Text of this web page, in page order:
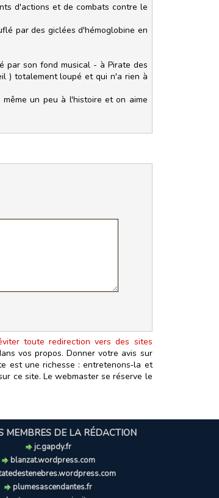
d'actions et de combats contre le
par des giclées d'hémoglobine en
par son fond musical - à Pirate des
) totalement loupé et qui n'a rien à
un peu à l'histoire et on aime
toute redirection vers des sites
vos propos. Donner votre avis sur
est une richesse : entretenons‑la et
ce site. Le webmaster se réserve le
MEMBRES DE LA RÉDACTION
jc.gapdy.fr
blanzat.wordpress.com
plumesascendantes.fr